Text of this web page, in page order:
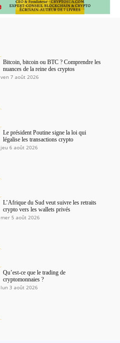
Bitcoin, bitcoin ou BTC ? Comprendre les
nuances de la reine des cryptos
ven 7 août 2026
Le président Poutine signe la loi qui
légalise les transactions crypto
jeu 6 août 2026
L’Afrique du Sud veut suivre les retraits
crypto vers les wallets privés
mer 5 août 2026
Qu’est-ce que le trading de
cryptomonnaies ?
lun 3 août 2026